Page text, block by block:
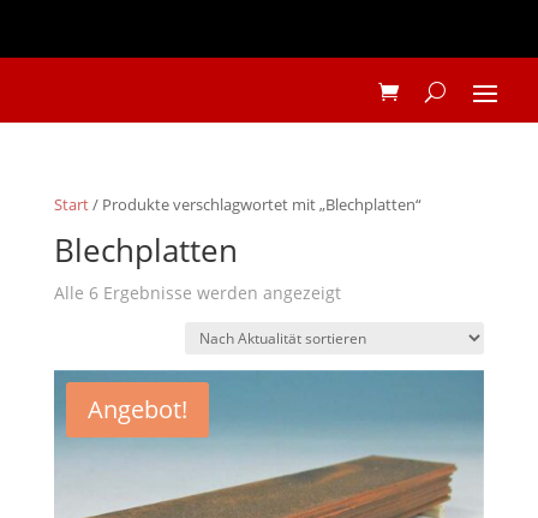
Start/ Produkte verschlagwortet mit „Blechplatten“
Blechplatten
Alle 6 Ergebnisse werden angezeigtNach
sortiert
Angebot!